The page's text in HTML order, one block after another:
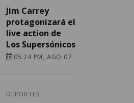
Jim Carrey
protagonizará el
live action de
Los Supersónicos
05:24 PM, AGO 07
DEPORTES